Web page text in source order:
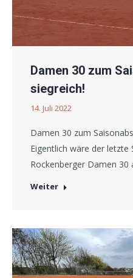
Damen 30 zum
siegreich!
14. Juli 2022
Damen 30 zum
Eigentlich wäre der letzte
Rockenberger Damen 30
Weiter